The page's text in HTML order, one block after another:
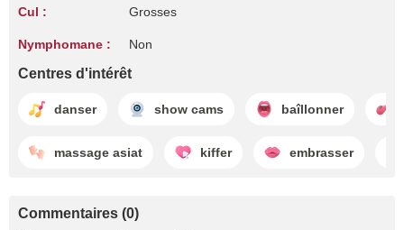
Cul : Grosses
Nymphomane : Non
Centres d'intérêt
danser show cams baîllonner
massage asiat kiffer embrasser
Commentaires (0)